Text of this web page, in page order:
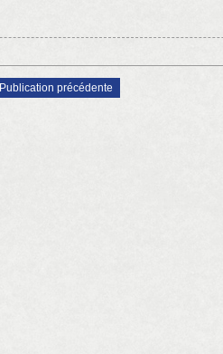
Publication précédente